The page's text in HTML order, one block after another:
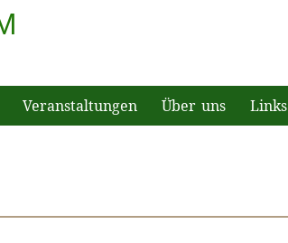
Veranstaltungen Über uns Links